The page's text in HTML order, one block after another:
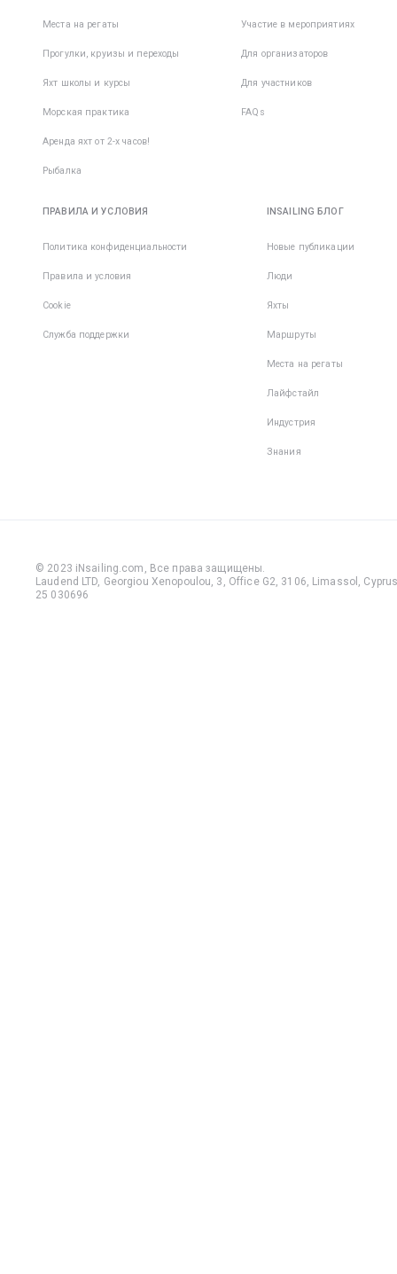
Места на регаты
Прогулки, круизы и переходы
Яхт школы и курсы
Морская практика
Аренда яхт от 2-х часов!
Рыбалка
Участие в мероприятиях
Для организаторов
Для участников
FAQs
ПРАВИЛА И УСЛОВИЯ
Политика конфиденциальности
Правила и условия
Cookie
Служба поддержки
INSAILING БЛОГ
Новые публикации
Люди
Яхты
Маршруты
Места на регаты
Лайфстайл
Индустрия
Знания
© 2023 iNsailing.com, Все права защищены.
Laudend LTD, Georgiou Xenopoulou, 3, Office G2, 3106, Limassol,
25 030696